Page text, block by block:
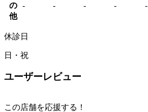
の
他
- - - - -
休診日
日・祝
ユーザーレビュー
この店舗を応援する！